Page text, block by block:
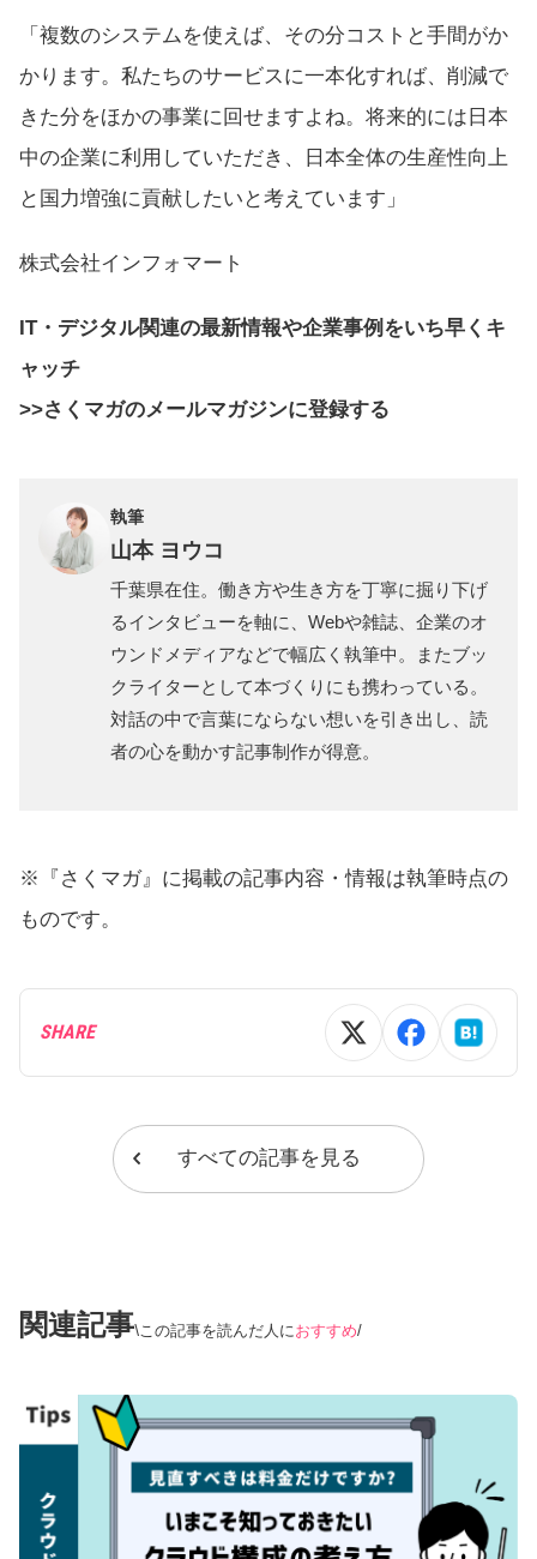
「複数のシステムを使えば、その分コストと手間がか
かります。私たちのサービスに一本化すれば、削減で
きた分をほかの事業に回せますよね。将来的には日本
中の企業に利用していただき、日本全体の生産性向上
と国力増強に貢献したいと考えています」
株式会社インフォマート
IT・デジタル関連の最新情報や企業事例をいち早くキ
ャッチ
>>さくマガのメールマガジンに登録する
執筆
山本 ヨウコ
千葉県在住。働き方や生き方を丁寧に掘り下げ
るインタビューを軸に、Webや雑誌、企業のオ
ウンドメディアなどで幅広く執筆中。またブッ
クライターとして本づくりにも携わっている。
対話の中で言葉にならない想いを引き出し、読
者の心を動かす記事制作が得意。
※『さくマガ』に掲載の記事内容・情報は執筆時点の
ものです。
SHARE
すべての記事を見る
関連記事 この記事を読んだ人に おすすめ